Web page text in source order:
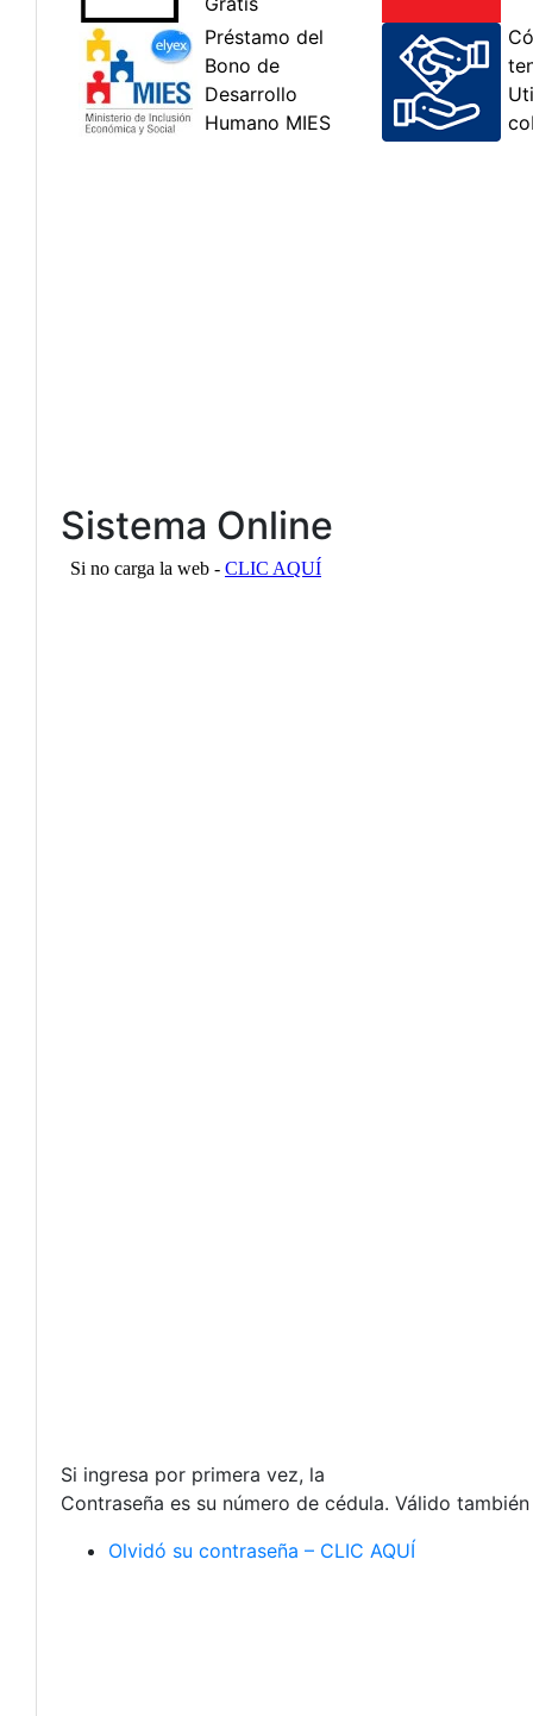
Sistema Online
Si ingresa por primera vez, la
Contraseña es su número de cédula. Válido
Olvidó su contraseña – CLIC AQUÍ